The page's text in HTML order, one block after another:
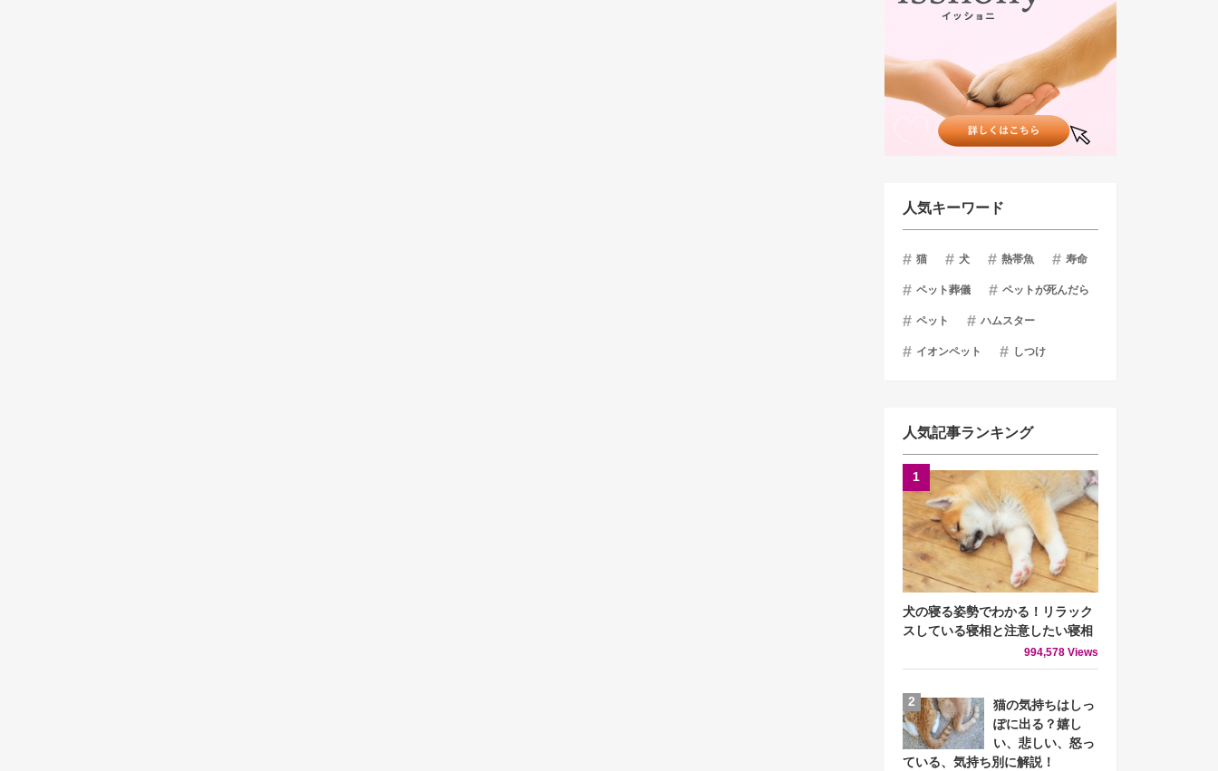
人気キーワード
猫 犬 熱帯魚 寿命
ペット葬儀 ペットが死んだら
ペット ハムスター
イオンペット しつけ
人気記事ランキング
犬の寝る姿勢でわかる！リラック
スしている寝相と注意したい寝相
994,578 Views
猫の気持ちはしっ
ぽに出る？嬉し
い、悲しい、怒っ
ている、気持ち別に解説！